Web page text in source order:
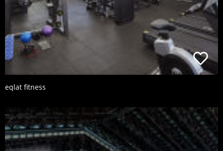
eqlat fitness